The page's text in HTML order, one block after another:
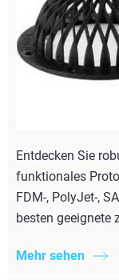
Entdecken Sie
funktionales
FDM-, PolyJet-,
besten geeignete
Mehr sehen